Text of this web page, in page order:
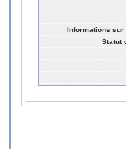
Informations
Statut